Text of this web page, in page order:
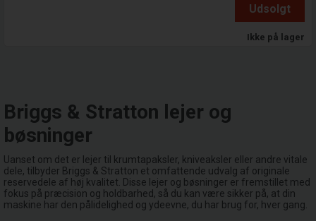
Udsolgt
Ikke på lager
Briggs & Stratton lejer og
bøsninger
Uanset om det er lejer til krumtapaksler, kniveaksler eller andre vitale
dele, tilbyder Briggs & Stratton et omfattende udvalg af originale
reservedele af høj kvalitet. Disse lejer og bøsninger er fremstillet med
fokus på præcision og holdbarhed, så du kan være sikker på, at din
maskine har den pålidelighed og ydeevne, du har brug for, hver gang.